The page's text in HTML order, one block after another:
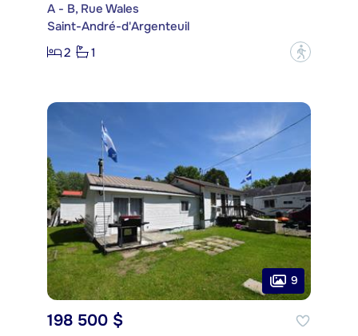
A - B, Rue Wales
Saint-André-d'Argenteuil
2
1 ?
9
198 500 $